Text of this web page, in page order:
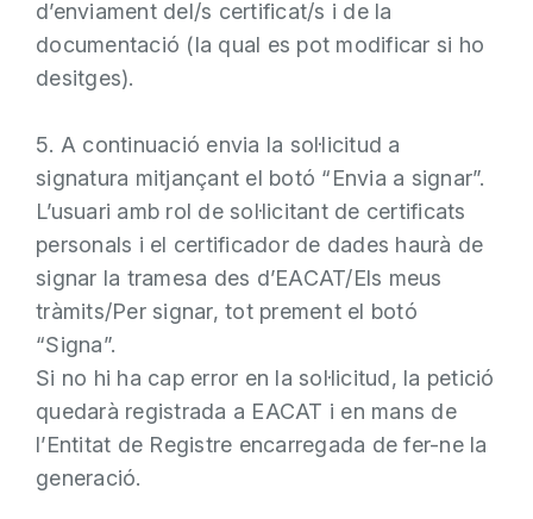
d’enviament del/s certificat/s i de la
documentació (la qual es pot modificar si ho
desitges).
5. A continuació envia la sol·licitud a
signatura mitjançant el botó “Envia a signar”.
L’usuari amb rol de sol·licitant de certificats
personals i el certificador de dades haurà de
signar la tramesa des d’EACAT/Els meus
tràmits/Per signar, tot prement el botó
“Signa”.
Si no hi ha cap error en la sol·licitud, la petició
quedarà registrada a EACAT i en mans de
l’Entitat de Registre encarregada de fer-ne la
generació.